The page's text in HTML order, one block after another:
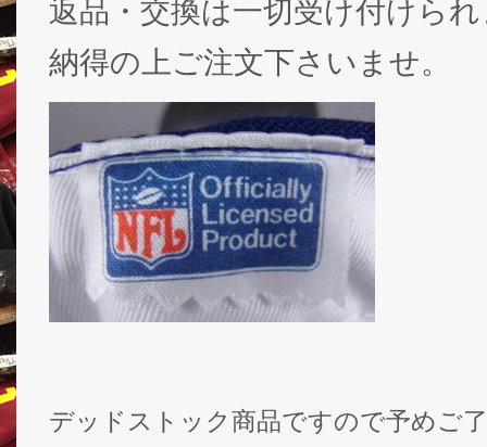
返品・交換は一切受け付けら
納得の上ご注文下さいませ。
デッドストック商品ですので予めご